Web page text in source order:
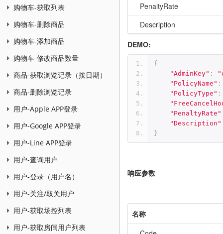
购物车-获取列表
购物车-删除商品
购物车-添加商品
购物车-修改商品数量
商品-获取浏览记录（按日期）
商品-删除浏览记录
用户-Apple APP登录
用户-Google APP登录
用户-Line APP登录
用户-查询用户
用户-登录（用户名）
用户-关注/取关用户
用户-获取场控列表
用户-获取房间用户列表
PenaltyRate
Description
DEMO:
{
"AdminKey" :
"PolicyName" :
"PolicyType" :
"PenaltyRate"
"Description"
}
响应参数
名称